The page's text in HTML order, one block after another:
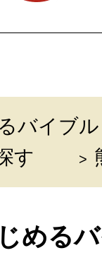
バイブル
す
める